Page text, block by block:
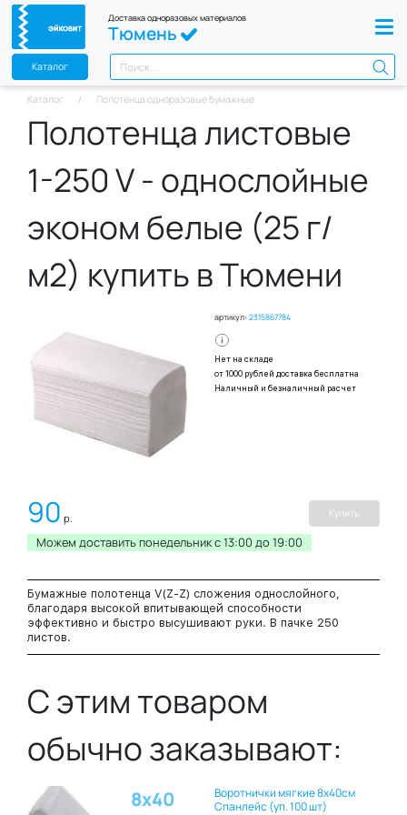
Доставка одноразовых материалов
Тюмень
Каталог
Каталог Полотенца одноразовые бумажные
Полотенца листовые
1-250 V - однослойные
эконом белые (25 г/
м2) купить в Тюмени
артикул: 2315867784
Нет на складе
от 1000 рублей доставка бесплатна
Наличный и безналичный расчет
90 р. Купить
Можем доставить понедельник c 13:00 до 19:00
Бумажные полотенца V(Z-Z) сложения однослойного,
благодаря высокой впитывающей способности
эффективно и быстро высушивают руки. В пачке 250
листов.
С этим товаром
обычно заказывают:
8х40
Воротнички мягкие 8х40см
Спанлейс (уп. 100 шт)